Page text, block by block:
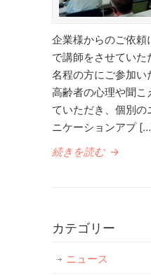
企業様からのご依頼
で講師をさせてい
名程の方にご参加い
高齢者の心理や聞こ
ていただき、個別の
ニケーションアプ
続きを読む →
カテゴリー
ニュース